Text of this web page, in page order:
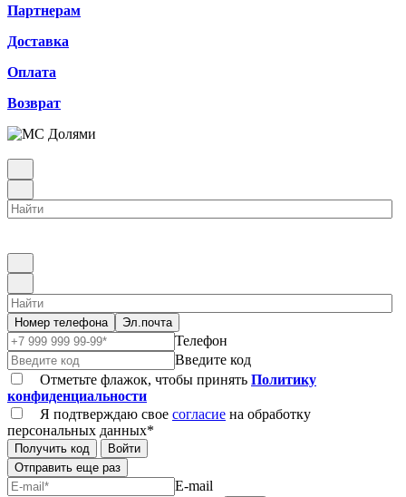
Партнерам
Доставка
Оплата
Возврат
Номер телефона Эл.почта
Телефон
Введите код
Отметьте флажок, чтобы принять Политику
конфиденциальности
Я подтверждаю свое согласие на обработку
персональных данных*
Получить код
Войти
Отправить еще раз
E-mail